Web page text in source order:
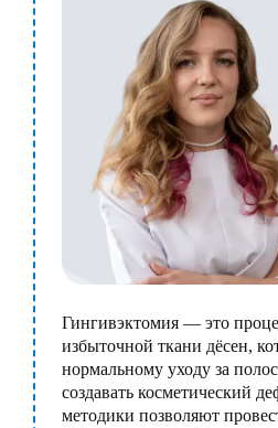
Гингивэктомия — это
избыточной ткани дёсен,
нормальному уходу за
создавать косметический
методики позволяют